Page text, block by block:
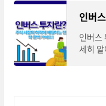
인버스
세히